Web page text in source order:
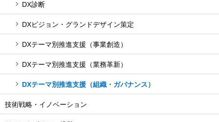
DX診断
DXビジョン・グランドデザイン策定
DXテーマ別推進支援（事業創造）
DXテーマ別推進支援（業務革新）
DXテーマ別推進支援（組織・ガバナンス）
技術戦略・イノベーション